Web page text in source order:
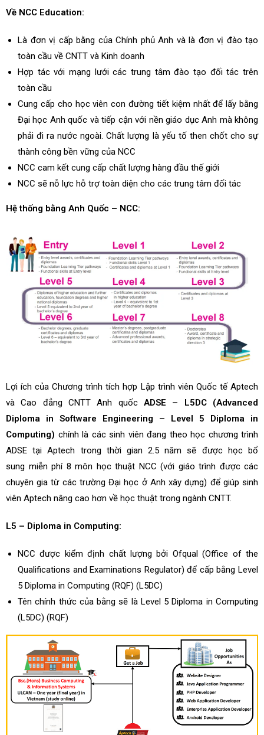
Về NCC Education:
Là đơn vị cấp bằng của Chính phủ Anh và là đơn vị đào tạo
toàn cầu về CNTT và Kinh doanh
Hợp tác với mạng lưới các trung tâm đào tạo đối tác trên
toàn cầu
Cung cấp cho học viên con đường tiết kiệm nhất để lấy bằng
Đại học Anh quốc và tiếp cận với nền giáo dục Anh mà không
phải đi ra nước ngoài. Chất lượng là yếu tố then chốt cho sự
thành công bền vững của NCC
NCC cam kết cung cấp chất lượng hàng đầu thế giới
NCC sẽ nỗ lực hỗ trợ toàn diện cho các trung tâm đối tác
Hệ thống bằng Anh Quốc – NCC:
Lợi ích của Chương trình tích hợp Lập trình viên Quốc tế Aptech
và Cao đẳng CNTT Anh quốc ADSE – L5DC (Advanced
Diploma in Software Engineering – Level 5 Diploma in
Computing) chính là các sinh viên đang theo học chương trình
ADSE tại Aptech trong thời gian 2.5 năm sẽ được học bổ
sung miễn phí 8 môn học thuật NCC (với giáo trình được các
chuyên gia từ các trường Đại học ở Anh xây dựng) để giúp sinh
viên Aptech nâng cao hơn về học thuật trong ngành CNTT.
L5 – Diploma in Computing:
NCC được kiểm định chất lượng bởi Ofqual (Office of the
Qualifications and Examinations Regulator) để cấp bằng Level
5 Diploma in Computing (RQF) (L5DC)
Tên chính thức của bằng sẽ là Level 5 Diploma in Computing
(L5DC) (RQF)